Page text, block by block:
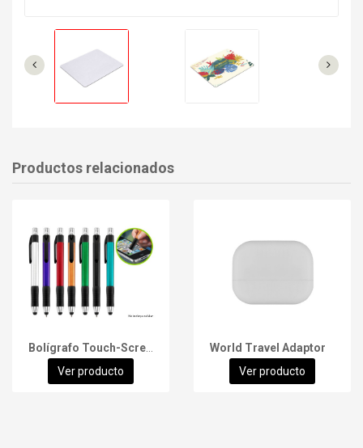
Productos relacionados
Ver producto
World Travel Adaptor
Ver producto